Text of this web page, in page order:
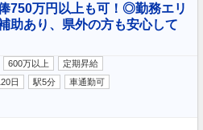
750万円以上も可！◎勤務エリ
助あり、県外の方も安心して
600万以上
定期昇給
日 駅5分
車通勤可